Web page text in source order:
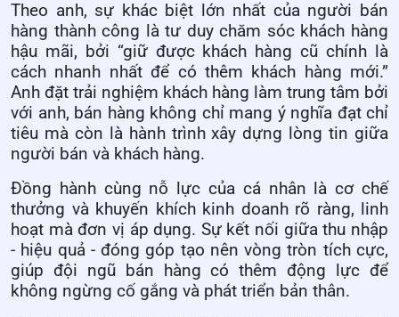
Theo anh, sự khác biệt lớn nhất của người bán
hàng thành công là tư duy chăm sóc khách hàng
hậu mãi, bởi “giữ được khách hàng cũ chính là
cách nhanh nhất để có thêm khách hàng mới.”
Anh đặt trải nghiệm khách hàng làm trung tâm bởi
với anh, bán hàng không chỉ mang ý nghĩa đạt chỉ
tiêu mà còn là hành trình xây dựng lòng tin giữa
người bán và khách hàng.
Đồng hành cùng nỗ lực của cá nhân là cơ chế
thưởng và khuyến khích kinh doanh rõ ràng, linh
hoạt mà đơn vị áp dụng. Sự kết nối giữa thu nhập
- hiệu quả - đóng góp tạo nên vòng tròn tích cực,
giúp đội ngũ bán hàng có thêm động lực để
không ngừng cố gắng và phát triển bản thân.